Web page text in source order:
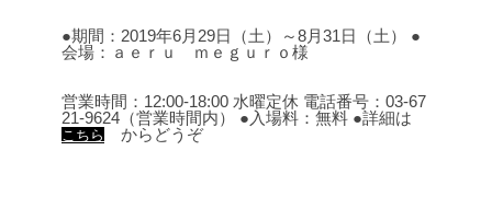
●期間：2019年6月29日（土）～8月31日（土）
●
会場：ａｅｒｕ ｍｅｇｕｒｏ様
営業時間：12:00-18:00 水曜定休 電話番号：03-67
21-9624（営業時間内）
●入場料：無料 ●詳細は
こちら からどうぞ